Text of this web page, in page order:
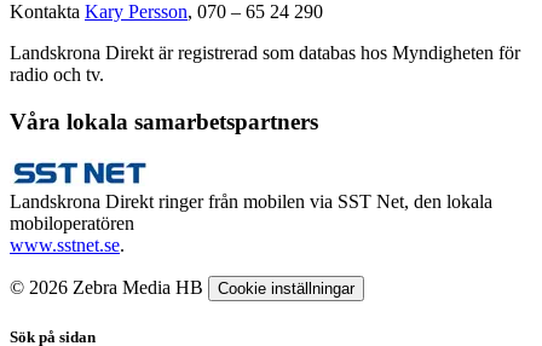
Kontakta Kary Persson, 070 – 65 24 290
Landskrona Direkt är registrerad som databas hos Myndigheten för
radio och tv.
Våra lokala samarbetspartners
Landskrona Direkt ringer från mobilen via SST Net, den lokala
mobiloperatören
www.sstnet.se.
© 2026 Zebra Media HB Cookie inställningar
Sök på sidan